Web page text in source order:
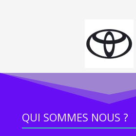
QUI SOMMES NOUS ?